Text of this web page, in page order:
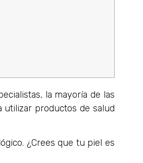
la mayoría de las
utilizar productos de salud
¿Crees que tu piel es